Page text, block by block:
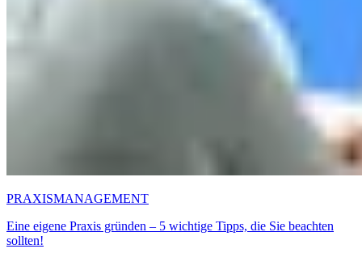
PRAXISMANAGEMENT
Eine eigene Praxis gründen – 5 wichtige Tipps, die Sie beachten
sollten!